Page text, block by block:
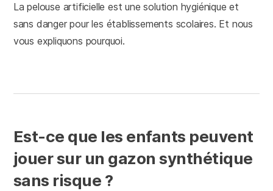
La pelouse artificielle est une solution hygiénique et
sans danger pour les établissements scolaires. Et nous
vous expliquons pourquoi.
Est-ce que les enfants peuvent
jouer sur un gazon synthétique
sans risque ?